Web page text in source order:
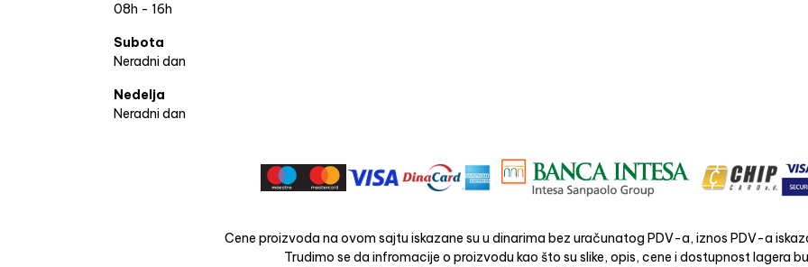
08h - 16h
Subota
Neradni dan
Nedelja
Neradni dan
Cene proizvoda na ovom sajtu iskazane su u dinarima bez uračunatog PDV-a, iznos PDV-a
Trudimo se da infromacije o proizvodu kao što su slike, opis, cene i dostupnost lagera